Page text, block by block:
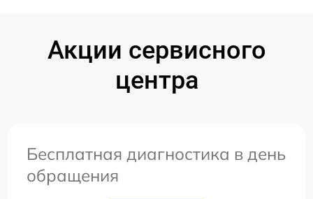
Акции сервисного
центра
Бесплатная диагностика в день
обращения